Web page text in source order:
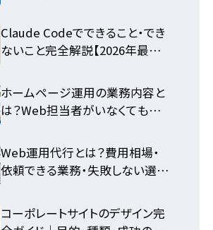
Claude Codeでできること・でき
ないこと完全解説【2026年最新】
ホームページ運用の業務内容と
は？Web担当者がいなくても回
Web運用代行とは？費用相場・
依頼できる業務・失敗しない選び
コーポレートサイトのデザイン完